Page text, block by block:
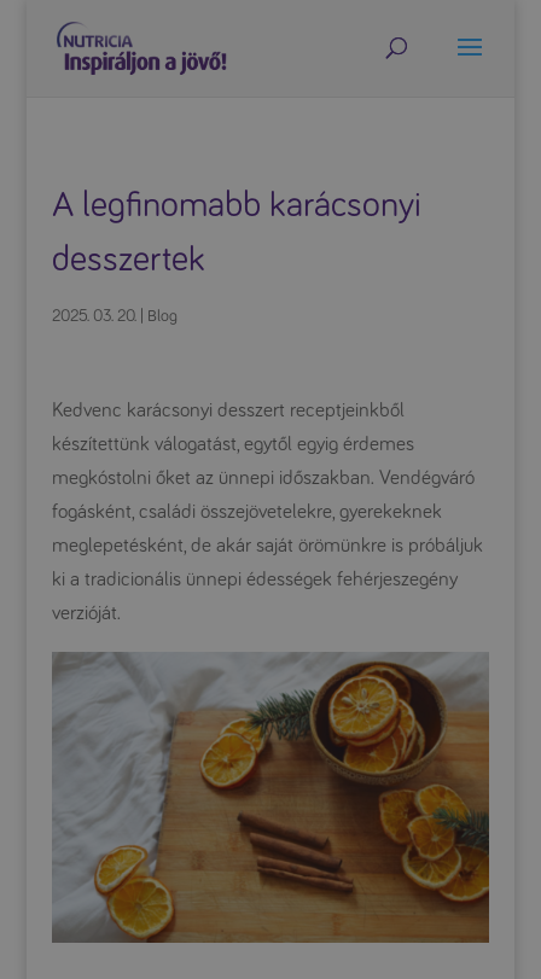
A legfinomabb karácsonyi
desszertek
2025. 03. 20.| Blog
Kedvenc karácsonyi desszert receptjeinkből
készítettünk válogatást, egytől egyig érdemes
megkóstolni őket az ünnepi időszakban. Vendégváró
fogásként, családi összejövetelekre, gyerekeknek
meglepetésként, de akár saját örömünkre is próbáljuk
ki a tradicionális ünnepi édességek fehérjeszegény
verzióját.